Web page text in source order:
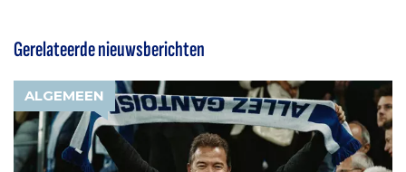
Gerelateerde nieuwsberichten
ALGEMEEN